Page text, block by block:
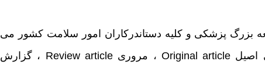
بزرگ پزشکی و کلیه دستاندرکاران امور سلامت کشور می
اصیل Original article ، مروریReview article ، گزارش